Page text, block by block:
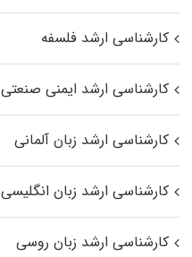
کارشناسی ارشد فلسفه
کارشناسی ارشد ایمنی صنعتی
کارشناسی ارشد زبان آلمانی
کارشناسی ارشد زبان انگلیسی
کارشناسی ارشد زبان روسی